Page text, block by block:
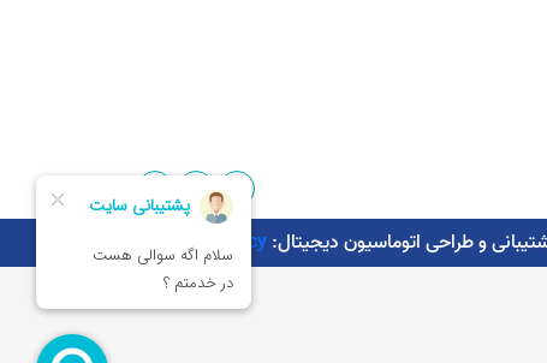
Kaman.agency